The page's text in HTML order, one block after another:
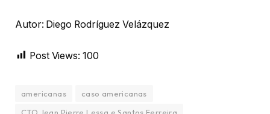
Autor: Diego Rodríguez Velázquez
Post Views: 100
americanas
caso americanas
CTO Jean Pierre Lessa e Santos Ferreira